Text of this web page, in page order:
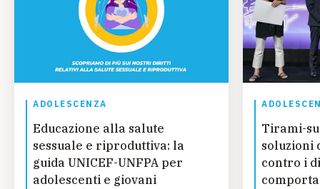
ADOLESCENZA
Educazione alla salute
sessuale e riproduttiva: la
guida UNICEF-UNFPA per
adolescenti e giovani
Tirami-
soluzioni
contro i